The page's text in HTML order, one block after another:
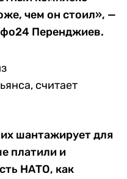
чем он стоил», —
Перенджиев.
считает
шантажирует для
платили и
НАТО, как